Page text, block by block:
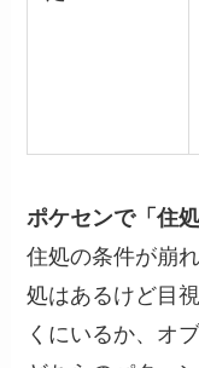
ポケセンで「住
住処の条件が崩
処はあるけど目
くにいるか、オ